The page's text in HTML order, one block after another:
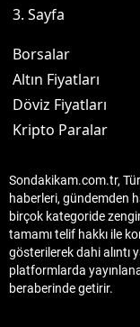
3. Sayfa
Borsalar
Altın Fiyatları
Döviz Fiyatları
Kripto Paralar
Sondakikam.com.tr,
haberleri, gündemden
birçok kategoride
tamamı telif hakkı ile
gösterilerek dahi alıntı
platformlarda
beraberinde getirir.